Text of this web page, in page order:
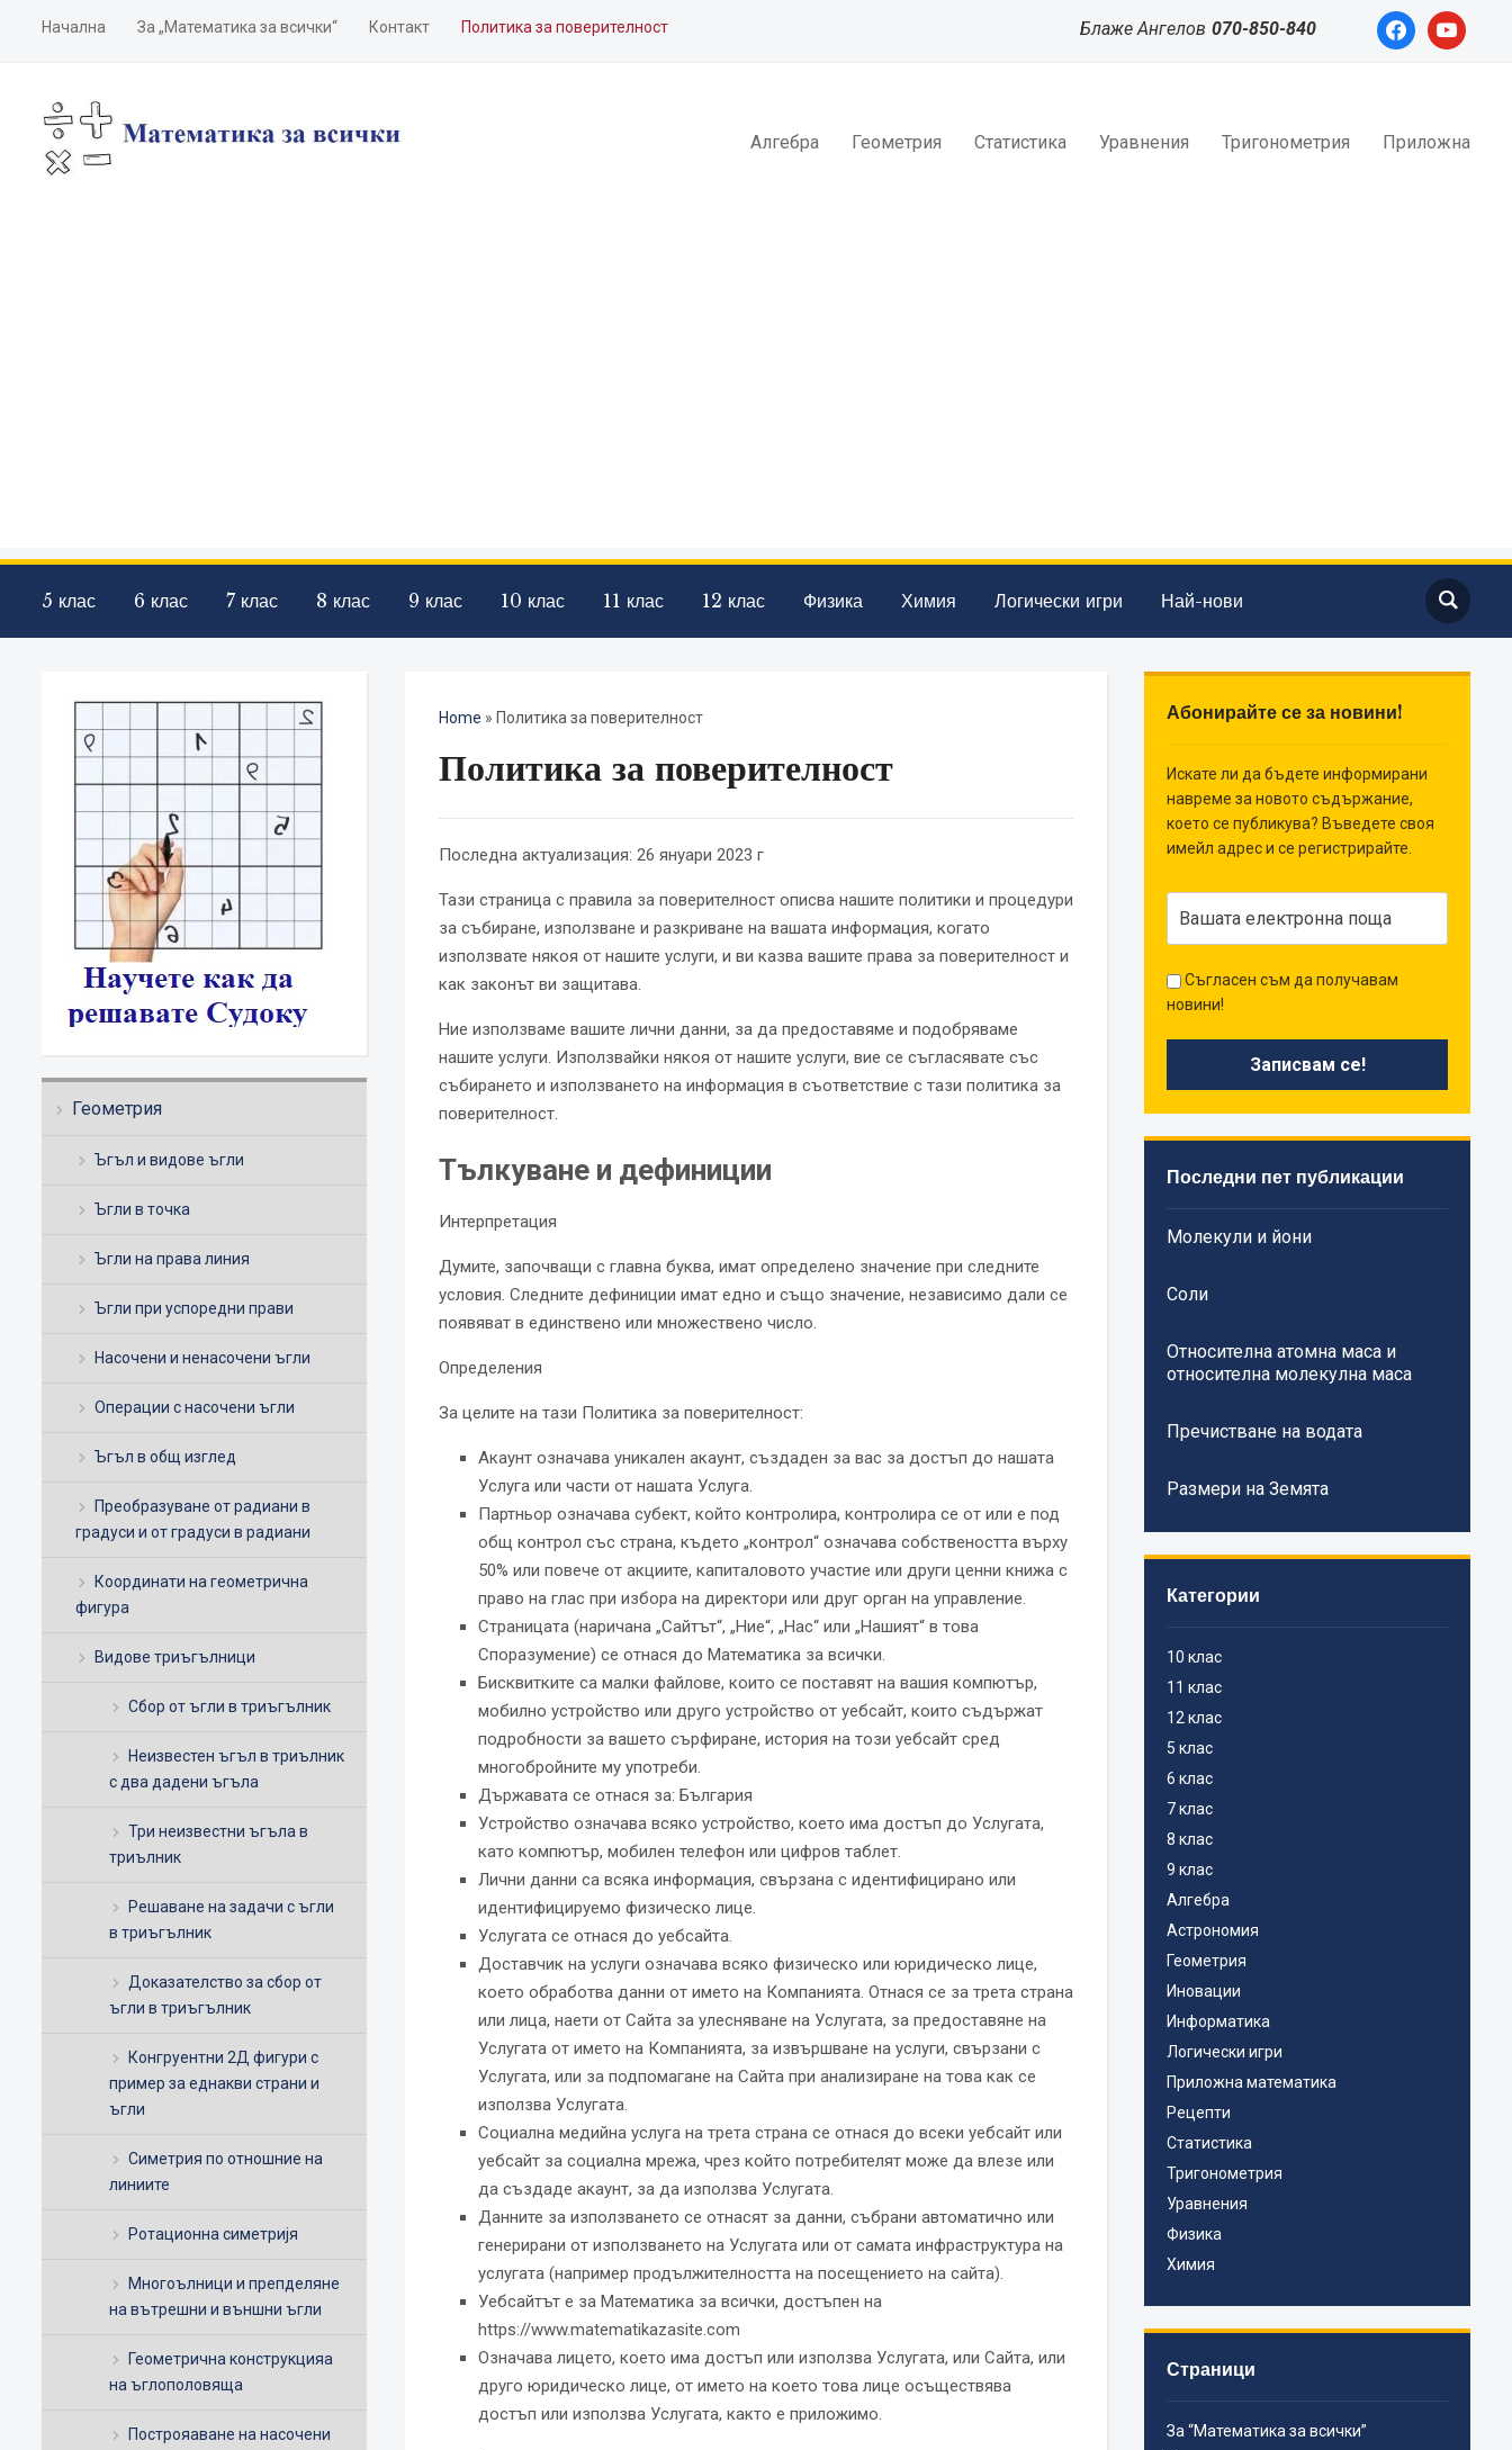
Начална За „Математика за всички“ Контакт Политика за поверителност facebookyoutube
Блаже Ангелов 070-850-840
Алгебра Геометрия Статистика Уравнения Тригонометрия Приложна
5 клас 6 клас 7 клас 8 клас 9 клас 10 клас 11 клас 12 клас Физика Химия Логически игри Най-нови
Геометрия
Ъгъл и видове ъгли
Ъгли в точка
Ъгли на права линия
Ъгли при успоредни прави
Насочени и ненасочени ъгли
Операции с насочени ъгли
Ъгъл в общ изглед
Преобразуване от радиани в
градуси и от градуси в радиани
Координати на геометрична
фигура
Видове триъгълници
Сбор от ъгли в триъгълник
Неизвестен ъгъл в триълник
с два дадени ъгъла
Три неизвестни ъгъла в
триълник
Решаване на задачи с ъгли
в триъгълник
Доказателство за сбор от
ъгли в триъгълник
Конгруентни 2Д фигури с
пример за еднакви страни и
ъгли
Симетрия по отношние на
линиите
Ротационна симетријя
Многоълници и препделяне
на вътрешни и външни ъгли
Геометрична конструкцияа
на ъглополовяща
Построяаване на насочени
Home » Политика за поверителност
Политика за поверителност
Последна актуализация: 26 януари 2023 г
Тази страница с правила за поверителност описва нашите политики и процедури
за събиране, използване и разкриване на вашата информация, когато
използвате някоя от нашите услуги, и ви казва вашите права за поверителност и
как законът ви защитава.
Ние използваме вашите лични данни, за да предоставяме и подобряваме
нашите услуги. Използвайки някоя от нашите услуги, вие се съгласявате със
събирането и използването на информация в съответствие с тази политика за
поверителност.
Тълкуване и дефиниции
Интерпретация
Думите, започващи с главна буква, имат определено значение при следните
условия. Следните дефиниции имат едно и също значение, независимо дали се
появяват в единствено или множествено число.
Определения
За целите на тази Политика за поверителност:
Акаунт означава уникален акаунт, създаден за вас за достъп до нашата
Услуга или части от нашата Услуга.
Партньор означава субект, който контролира, контролира се от или е под
общ контрол със страна, където „контрол“ означава собствеността върху
50% или повече от акциите, капиталовото участие или други ценни книжа с
право на глас при избора на директори или друг орган на управление.
Страницата (наричана „Сайтът“, „Ние“, „Нас“ или „Нашият“ в това
Споразумение) се отнася до Математика за всички.
Бисквитките са малки файлове, които се поставят на вашия компютър,
мобилно устройство или друго устройство от уебсайт, които съдържат
подробности за вашето сърфиране, история на този уебсайт сред
многобройните му употреби.
Държавата се отнася за: България
Устройство означава всяко устройство, което има достъп до Услугата,
като компютър, мобилен телефон или цифров таблет.
Лични данни са всяка информация, свързана с идентифицирано или
идентифицируемо физическо лице.
Услугата се отнася до уебсайта.
Доставчик на услуги означава всяко физическо или юридическо лице,
което обработва данни от името на Компанията. Отнася се за трета страна
или лица, наети от Сайта за улесняване на Услугата, за предоставяне на
Услугата от името на Компанията, за извършване на услуги, свързани с
Услугата, или за подпомагане на Сайта при анализиране на това как се
използва Услугата.
Социална медийна услуга на трета страна се отнася до всеки уебсайт или
уебсайт за социална мрежа, чрез който потребителят може да влезе или
да създаде акаунт, за да използва Услугата.
Данните за използването се отнасят за данни, събрани автоматично или
генерирани от използването на Услугата или от самата инфраструктура на
услугата (например продължителността на посещението на сайта).
Уебсайтът е за Математика за всички, достъпен на
https://www.matematikazasite.com
Означава лицето, което има достъп или използва Услугата, или Сайта, или
друго юридическо лице, от името на което това лице осъществява
достъп или използва Услугата, както е приложимо.
Абонирайте се за новини!
Искате ли да бъдете информирани
навреме за новото съдържание,
което се публикува? Въведете своя
имейл адрес и се регистрирайте.
Съгласен съм да получавам
новини!
Последни пет публикации
Молекули и йони
Соли
Относителна атомна маса и
относителна молекулна маса
Пречистване на водата
Размери на Земята
Категории
10 клас
11 клас
12 клас
5 клас
6 клас
7 клас
8 клас
9 клас
Алгебра
Астрономия
Геометрия
Иновации
Информатика
Логически игри
Приложна математика
Рецепти
Статистика
Тригонометрия
Уравнения
Физика
Химия
Страници
За “Математика за всички”